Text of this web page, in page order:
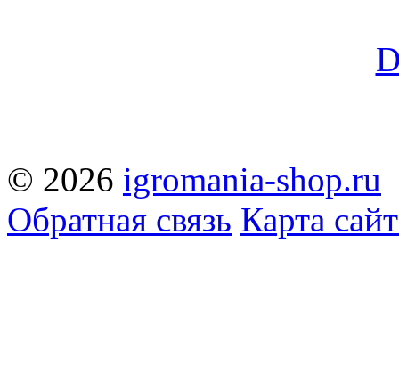
© 2026 igromania-shop.ru
Обратная связь Карта